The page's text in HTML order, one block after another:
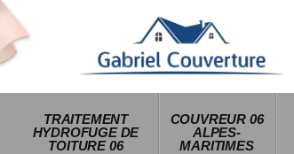
TRAITEMENT
HYDROFUGE DE
TOITURE 06
COUVREUR 06
ALPES-
MARITIMES